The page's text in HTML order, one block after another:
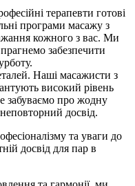
терапевти готові
програми масажу з
кожного з вас. Ми
забезпечити
Наші масажисти з
високий рівень
забуваємо про жодну
досвід.
та уваги до
досвід для пар в